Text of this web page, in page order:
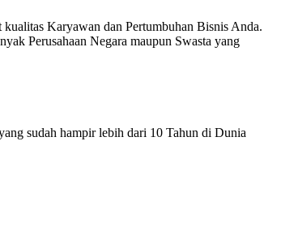
Karyawan dan Pertumbuhan Bisnis Anda.
Perusahaan Negara maupun Swasta yang
sudah hampir lebih dari 10 Tahun di Dunia